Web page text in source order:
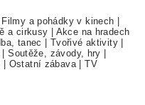
Filmy a pohádky v kinech
a cirkusy
Akce na hradech
tanec Tvořivé aktivity
|Soutěže, závody, hry
Ostatní zábava|TV